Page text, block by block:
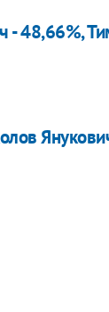
- 48,66%,